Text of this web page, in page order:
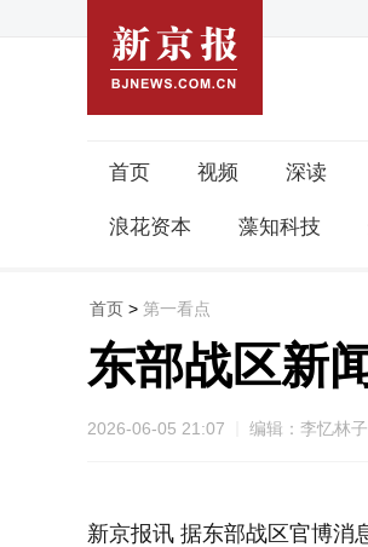
首页 视频 深读
浪花资本 藻知科技
首页 > 第一看点
东部战区新
2026-06-05 21:07 编辑：李忆林子
新京报讯 据东部战区官博消